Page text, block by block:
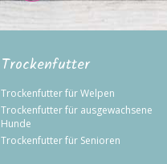
Trockenfutter
Trockenfutter für Welpen
Trockenfutter für ausgewachsene
Hunde
Trockenfutter für Senioren